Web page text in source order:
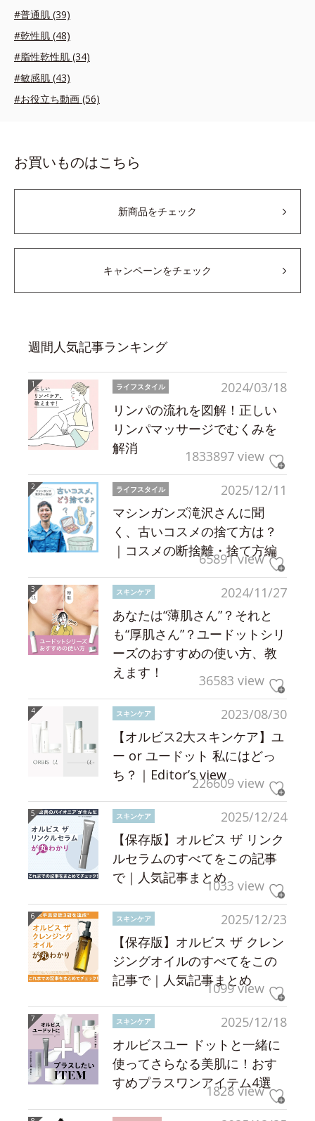
#普通肌 (39)
#乾性肌 (48)
#脂性乾性肌 (34)
#敏感肌 (43)
#お役立ち動画 (56)
お買いものはこちら
新商品をチェック
キャンペーンをチェック
週間人気記事ランキング
2024/03/18
ライフスタイル
リンパの流れを図解！正しい
リンパマッサージでむくみを
解消
1833897 view
2025/12/11
ライフスタイル
マシンガンズ滝沢さんに聞
く、古いコスメの捨て方は？
｜コスメの断捨離・捨て方編
65891 view
2024/11/27
スキンケア
あなたは“薄肌さん”？それと
も“厚肌さん”？ユードットシリ
ーズのおすすめの使い方、教
えます！
36583 view
2023/08/30
スキンケア
【オルビス2大スキンケア】ユ
ー or ユードット 私にはどっ
ち？｜Editor’s view226609 view
2025/12/24
スキンケア
【保存版】オルビス ザ リンク
ルセラムのすべてをこの記事
で｜人気記事まとめ1033 view
2025/12/23
スキンケア
【保存版】オルビス ザ クレン
ジングオイルのすべてをこの
記事で｜人気記事まとめ
1099 view
2025/12/18
スキンケア
オルビスユー ドットと一緒に
使ってさらなる美肌に！おす
すめプラスワンアイテム4選
1828 view